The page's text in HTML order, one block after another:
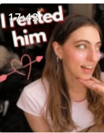
17:43